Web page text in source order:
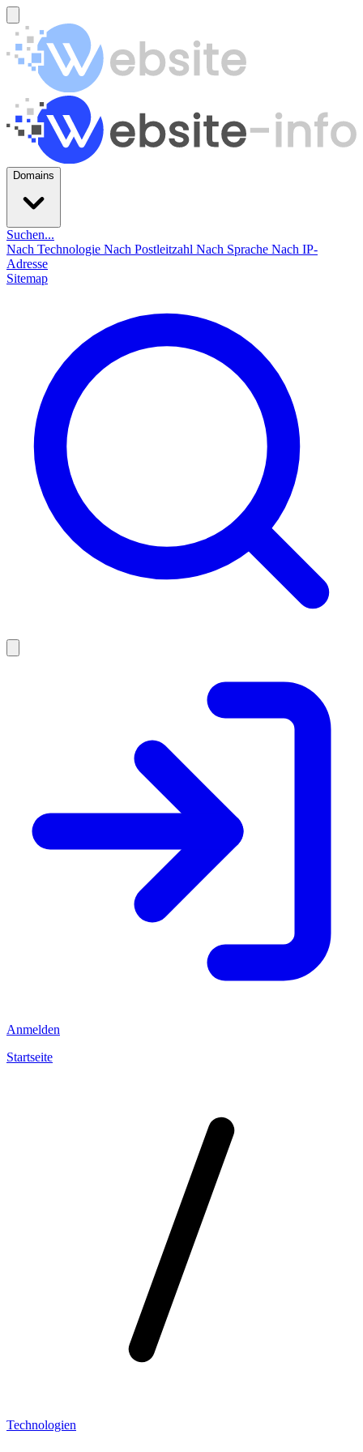
Domains
Suchen...
Nach Technologie Nach Postleitzahl Nach Sprache Nach IP-
Adresse
Sitemap
Anmelden
Startseite
Technologien